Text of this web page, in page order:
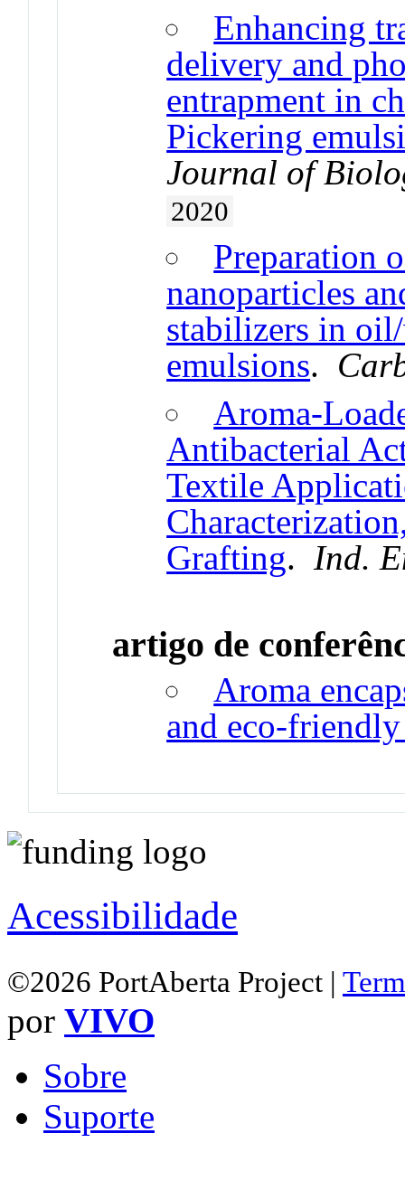
Enhancing
delivery and
entrapment in
Pickering
Journal of
2020
Preparation
nanoparticles
stabilizers in
emulsions.
Aroma-
Antibacterial
Textile
Grafting. Ind.
artigo de
Aroma
and eco-
Acessibilidade
©2026 PortAberta Project |
por VIVO
Sobre
Suporte